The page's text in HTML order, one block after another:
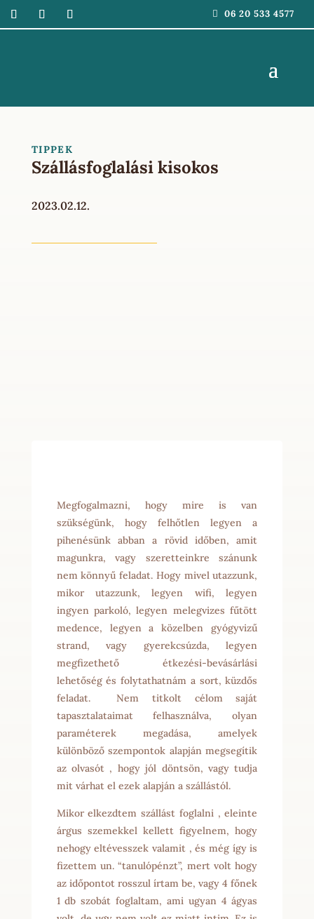
06 20 533 4577
TIPPEK
Szállásfoglalási kisokos
2023.02.12.
Megfogalmazni, hogy mire is van
szükségünk, hogy felhőtlen legyen a
pihenésünk abban a rövid időben, amit
magunkra, vagy szeretteinkre szánunk
nem könnyű feladat. Hogy mivel utazzunk,
mikor utazzunk, legyen wifi, legyen
ingyen parkoló, legyen melegvizes fűtött
medence, legyen a közelben gyógyvizű
strand, vagy gyerekcsúzda, legyen
megfizethető étkezési-bevásárlási
lehetőség és folytathatnám a sort, küzdős
feladat. Nem titkolt célom saját
tapasztalataimat felhasználva, olyan
paraméterek megadása, amelyek
különböző szempontok alapján megsegítik
az olvasót , hogy jól döntsön, vagy tudja
mit várhat el ezek alapján a szállástól.
Mikor elkezdtem szállást foglalni , eleinte
árgus szemekkel kellett figyelnem, hogy
nehogy eltévesszek valamit , és még így is
fizettem un. “tanulópénzt”, mert volt hogy
az időpontot rosszul írtam be, vagy 4 főnek
1 db szobát foglaltam, ami ugyan 4 ágyas